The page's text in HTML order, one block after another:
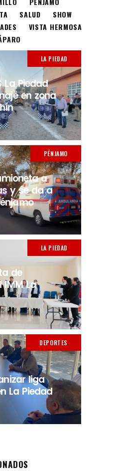
SALUD
SHOW
VISTA HERMOSA
LA PIEDAD
La Piedad
en zona
PÉNJAMO
a
y se da a
LA PIEDAD
de
IMM La
DEPORTES
liga
La Piedad